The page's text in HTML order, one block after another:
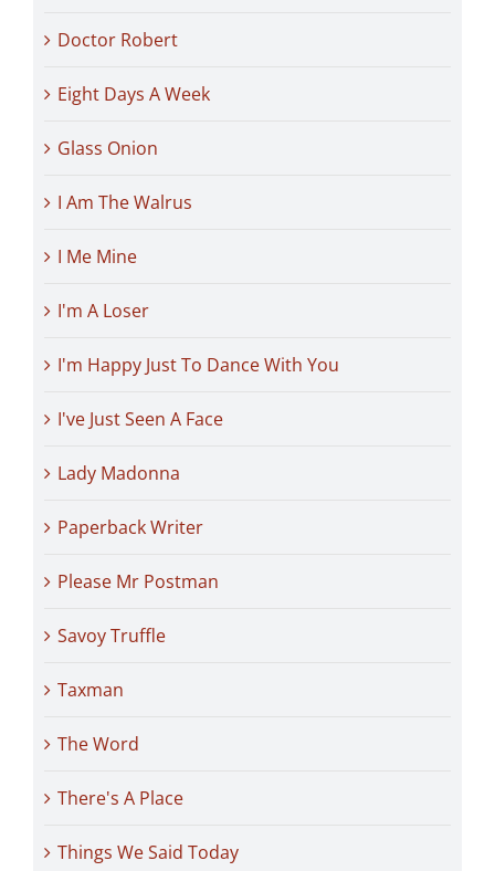
Doctor Robert
Eight Days A Week
Glass Onion
I Am The Walrus
I Me Mine
I'm A Loser
I'm Happy Just To Dance With You
I've Just Seen A Face
Lady Madonna
Paperback Writer
Please Mr Postman
Savoy Truffle
Taxman
The Word
There's A Place
Things We Said Today